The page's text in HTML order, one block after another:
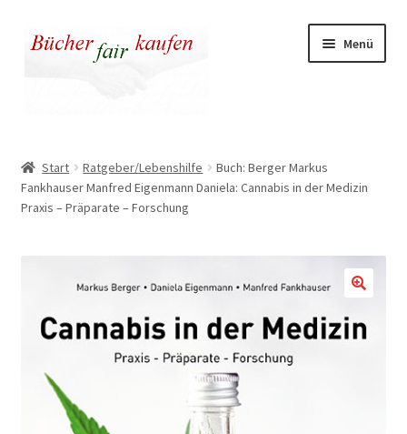
Zur
Navigation
Zum
Inhalt
Menü
Kasse
Warum fair kaufen
Start Ratgeber/Lebenshilfe
Buch: Berger Markus
Fankhauser Manfred Eigenmann Daniela: Cannabis in der Medizin
Praxis – Präparate – Forschung